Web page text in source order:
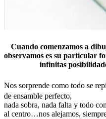
Cuando comenzamos a
observamos es su particular
infinitas
Nos sorprende como todo se
de ensamble perfecto,
nada sobra, nada falta y todo
al centro…nos alejamos,